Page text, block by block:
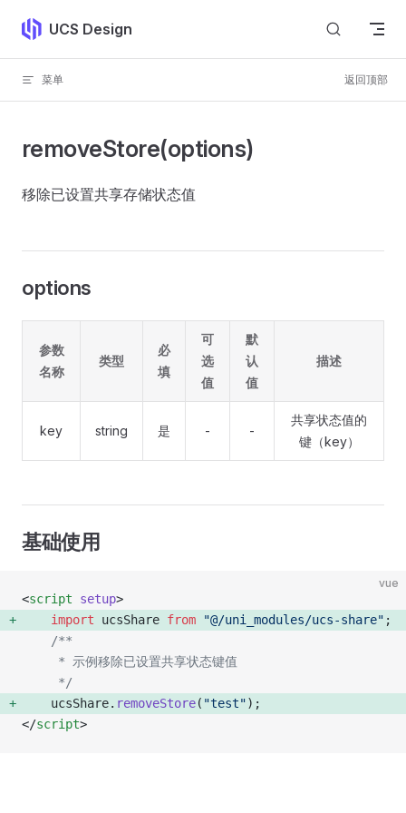
Skip to content
UCS Design
菜单 返回顶部
removeStore(options)
移除已设置共享存储状态值
options
参数
名称
类型
必
填
可
选
值
默
认
值
描述
key string 是 - -
共享状态值的
键（key）
基础使用
vue
<script setup>
	import
ucsShare from "@/uni_modules/ucs-share" ;
	/**
	 * 示例移除已设置共享状态键值
	 */
	ucsShare.
removeStore( "test");
</script>